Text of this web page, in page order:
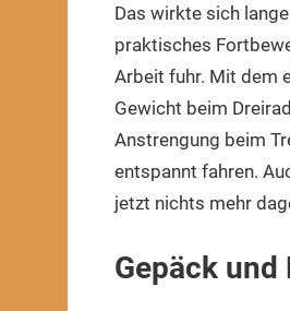
Das wirkte sich
praktisches
Arbeit fuhr. Mit dem
Gewicht beim
Anstrengung beim
entspannt fahren.
jetzt nichts mehr
Gepäck und